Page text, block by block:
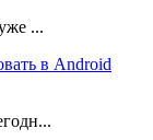
...
в Android